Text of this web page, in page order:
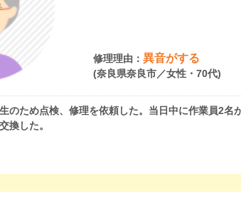
修理理由：異音がする
(奈良県奈良市／女性・70代)
のため点検、修理を依頼した。当日中に作業員2
換した。